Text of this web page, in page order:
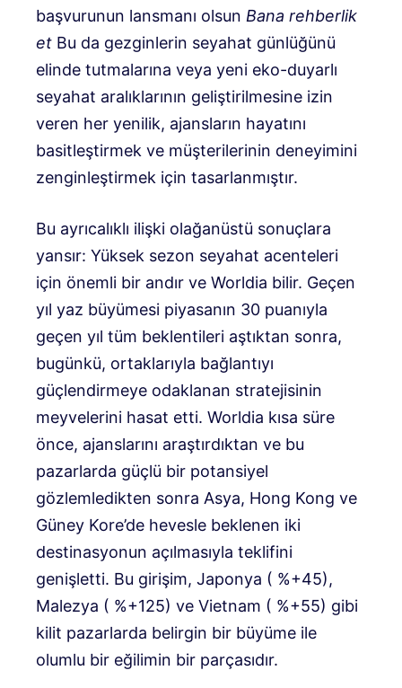
başvurunun lansmanı olsun Bana rehberlik
et Bu da gezginlerin seyahat günlüğünü
elinde tutmalarına veya yeni eko-duyarlı
seyahat aralıklarının geliştirilmesine izin
veren her yenilik, ajansların hayatını
basitleştirmek ve müşterilerinin deneyimini
zenginleştirmek için tasarlanmıştır.
Bu ayrıcalıklı ilişki olağanüstü sonuçlara
yansır: Yüksek sezon seyahat acenteleri
için önemli bir andır ve Worldia bilir. Geçen
yıl yaz büyümesi piyasanın 30 puanıyla
geçen yıl tüm beklentileri aştıktan sonra,
bugünkü, ortaklarıyla bağlantıyı
güçlendirmeye odaklanan stratejisinin
meyvelerini hasat etti. Worldia kısa süre
önce, ajanslarını araştırdıktan ve bu
pazarlarda güçlü bir potansiyel
gözlemledikten sonra Asya, Hong Kong ve
Güney Kore’de hevesle beklenen iki
destinasyonun açılmasıyla teklifini
genişletti. Bu girişim, Japonya ( %+45),
Malezya ( %+125) ve Vietnam ( %+55) gibi
kilit pazarlarda belirgin bir büyüme ile
olumlu bir eğilimin bir parçasıdır.